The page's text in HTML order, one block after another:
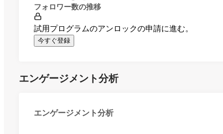
フォロワー数の推移
試用プログラムのアンロックの申請に進む。
今すぐ登録
エンゲージメント分析
エンゲージメント分析